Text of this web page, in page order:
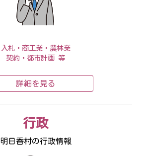
入札・商工業・農林業
契約・都市計画 等
詳細を見る
行政
明日香村の行政情報